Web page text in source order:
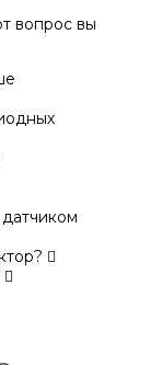
вопрос вы